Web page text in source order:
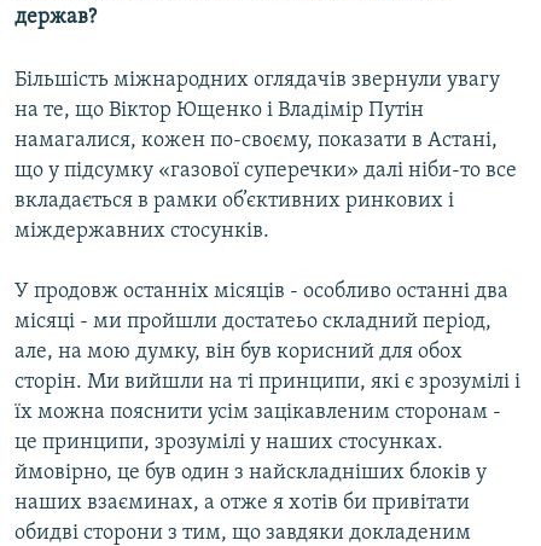
РУС
УКР
КТАТ
ДОЛУЧАЙСЯ!
Усі сайти RFE/RL
держав?
Більшість міжнародних оглядачів звернули увагу
на те, що Віктор Ющенко і Владімір Путін
намагалися, кожен по-своєму, показати в Астані,
що у підсумку «газової суперечки» далі ніби-то все
вкладається в рамки об’єктивних ринкових і
міждержавних стосунків.
У продовж останніх місяців - особливо останні два
місяці - ми пройшли достатеьо складний період,
але, на мою думку, він був корисний для обох
сторін. Ми вийшли на ті принципи, які є зрозумілі і
їх можна пояснити усім зацікавленим сторонам -
це принципи, зрозумілі у наших стосунках.
ймовірно, це був один з найскладніших блоків у
наших взаєминах, а отже я хотів би привітати
обидві сторони з тим, що завдяки докладеним